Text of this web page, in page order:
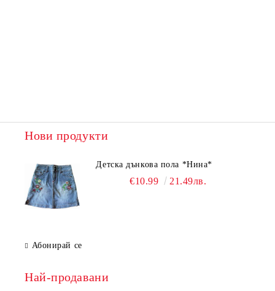
Нови продукти
Детска дънкова пола *Нина*
€10.99 21.49лв.
Абонирай се
Най-продавани